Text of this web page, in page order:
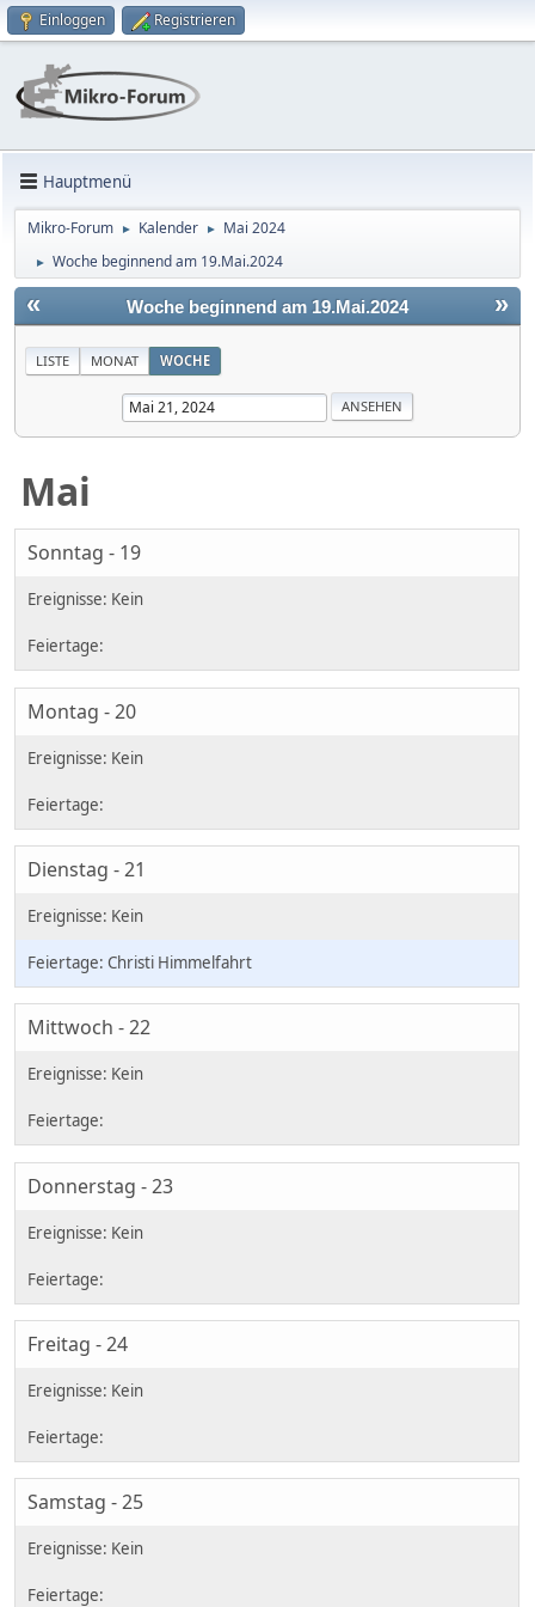
Einloggen Registrieren
Hauptmenü
Mikro-Forum ► Kalender ► Mai 2024
► Woche beginnend am 19.Mai.2024
« »
Woche beginnend am 19.Mai.2024
LISTE MONAT WOCHE
Mai
Sonntag - 19
Montag - 20
Dienstag - 21
Christi Himmelfahrt
Mittwoch - 22
Donnerstag - 23
Freitag - 24
Samstag - 25